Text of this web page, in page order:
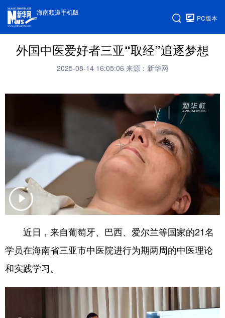
海南频道手机版
PC版本
外国中医爱好者三亚“取经”追逐梦想
2025-08-14 16:05:06 来源：新华网
近日，来自葡萄牙、巴西、爱尔兰等国家的21名
学员在海南省三亚市中医院进行为期两周的中医理论
和实践学习。